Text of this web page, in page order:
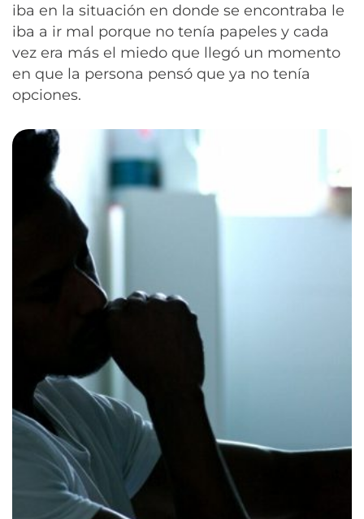
iba en la situación en donde se encontraba le
iba a ir mal porque no tenía papeles y cada
vez era más el miedo que llegó un momento
en que la persona pensó que ya no tenía
opciones.